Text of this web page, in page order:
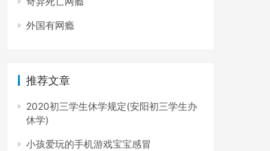
外国有网瘾
推荐文章
2020初三学生休学规定(安阳初三学生办
休学)
小孩爱玩的手机游戏宝宝感冒